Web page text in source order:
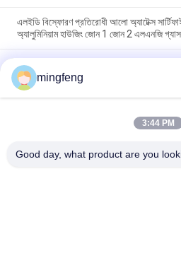
এলইডি বিস্ফোরণ প্রতিরোধী আলো অ্যাটেক্স
অ্যালুমিনিয়াম হাউজিং জোন 1 জোন 2 এলএনজি গ্যাস
20W 40W 60W IP66 LED বিস্ফোরণ প্রমাণ
প্রমাণ জরুরী আলো বিস্ফোরণ প্রমাণ হাই বে লাইট
প্রাচীর মাউন্ট জোন 1 জোন 2 এলএনজি গ্যাস স্টেশন
mingfeng
3:44 PM
Good day, what product are you